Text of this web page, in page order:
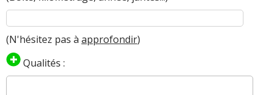
(N'hésitez pas à approfondir)
Qualités :